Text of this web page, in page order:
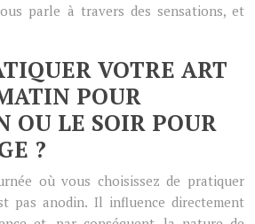
parle à travers des sensations, et
VOTRE ART
POUR
OU LE SOIR POUR
?
où vous choisissez de pratiquer
pas anodin. Il influence directement